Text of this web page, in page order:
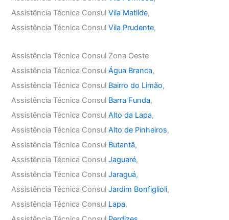
Assistência Técnica ConsulVila Matilde,
Assistência Técnica ConsulVila Prudente,
Assistência Técnica Consul Zona Oeste
Assistência Técnica ConsulÁgua Branca,
Assistência Técnica Consul Bairro do Limão,
Assistência Técnica Consul Barra Funda,
Assistência Técnica ConsulAlto da Lapa,
Assistência Técnica ConsulAlto de Pinheiros,
Assistência Técnica Consul Butantã,
Assistência Técnica ConsulJaguaré,
Assistência Técnica ConsulJaraguá,
Assistência Técnica ConsulJardim Bonfiglioli,
Assistência Técnica Consul Lapa,